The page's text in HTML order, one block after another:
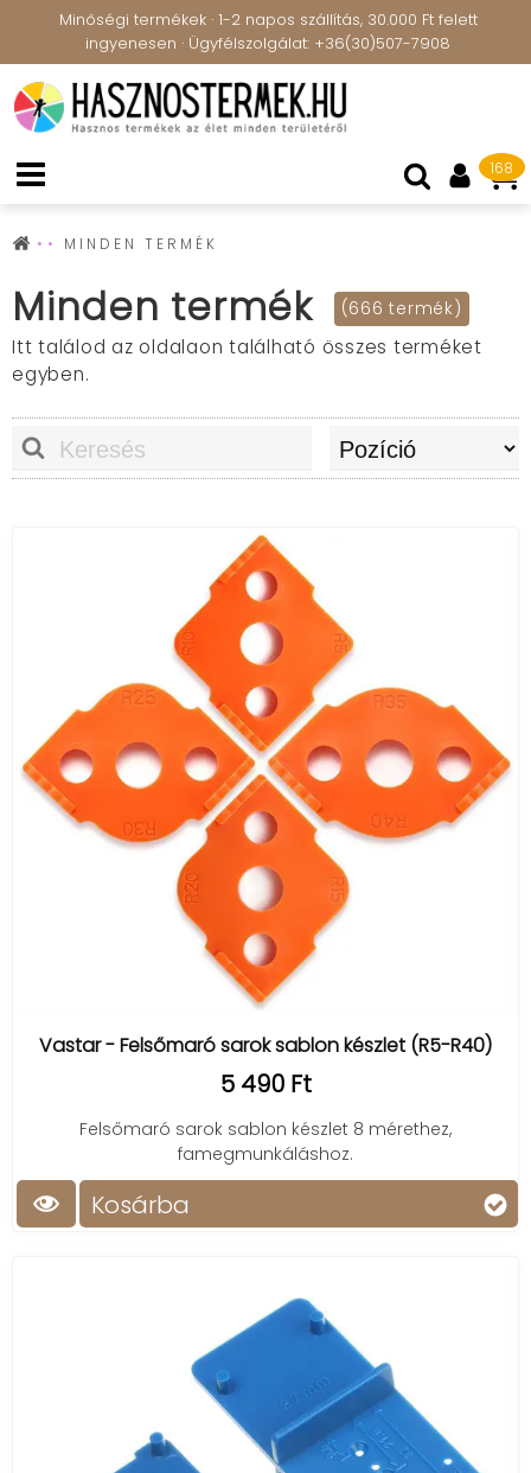
Minőségi termékek · 1-2 napos szállítás, 30.000 Ft felett
ingyenesen · Ügyfélszolgálat: +36(30)507-7908
168
MINDEN TERMÉK
Minden termék (666 termék)
Itt találod az oldalaon található összes terméket
egyben.
Vastar - Felsőmaró sarok sablon készlet (R5-R40)
5 490 Ft
Felsőmaró sarok sablon készlet 8 mérethez,
famegmunkáláshoz.
Kosárba